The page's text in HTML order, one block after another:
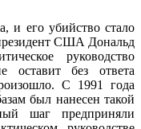
и его убийство стало
США Дональд
руководство
оставит без ответа
С 1991 года
был нанесен такой
шаг предприняли